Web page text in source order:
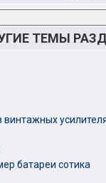
ТЕМЫ
батареи сотика